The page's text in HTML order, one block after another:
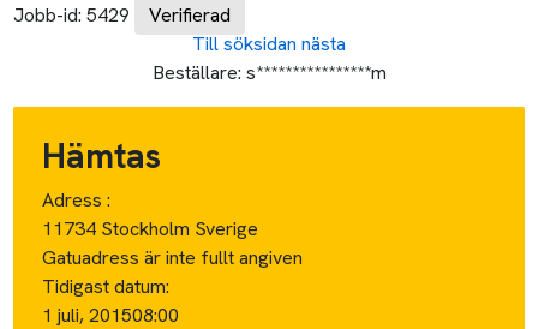
Jobb-id: 5429 Verifierad
Till söksidan nästa
Beställare: s****************m
Hämtas
Adress :
11734 Stockholm Sverige
Gatuadress är inte fullt angiven
Tidigast datum:
1 juli, 201508:00